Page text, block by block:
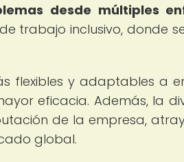
desde múltiples
trabajo inclusivo, donde
flexibles y adaptables a
eficacia. Además, la
de la empresa,
global.